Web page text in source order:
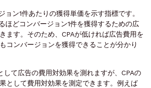
ョン1件あたりの獲得単価を示す指標です。
ほどコンバージョン1件を獲得するための広
ます。そのため、CPAが低ければ広告費用を
コンバージョンを獲得できることが分かり
して広告の費用対効果を測れますが、CPAの
として費用対効果を測定できます。例えば